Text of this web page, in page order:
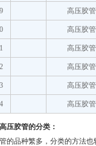
高压胶管
高压胶管
高压胶管
高压胶管
高压胶管
高压胶管
压胶管的分类：
的品种繁多，分类的方法